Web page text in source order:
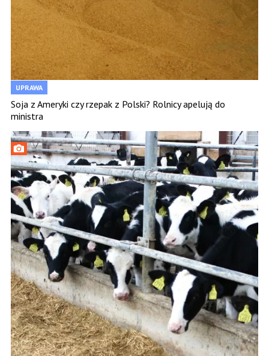
UPRAWA
Soja z Ameryki czy rzepak z Polski? Rolnicy apelują do
ministra